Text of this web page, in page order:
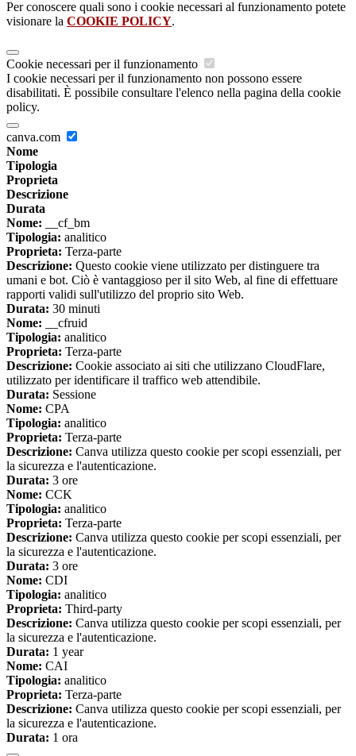
Per conoscere quali sono i cookie necessari al funzionamento potete
visionare la COOKIE POLICY.
Cookie necessari per il funzionamento
I cookie necessari per il funzionamento non possono essere
disabilitati. È possibile consultare l'elenco nella pagina della cookie
policy.
canva.com
Nome
Tipologia
Proprieta
Descrizione
Durata
Nome: __cf_bm
Tipologia: analitico
Proprieta: Terza-parte
Descrizione: Questo cookie viene utilizzato per distinguere tra
umani e bot. Ciò è vantaggioso per il sito Web, al fine di effettuare
rapporti validi sull'utilizzo del proprio sito Web.
Durata: 30 minuti
Nome: __cfruid
Tipologia: analitico
Proprieta: Terza-parte
Descrizione: Cookie associato ai siti che utilizzano CloudFlare,
utilizzato per identificare il traffico web attendibile.
Durata: Sessione
Nome: CPA
Tipologia: analitico
Proprieta: Terza-parte
Descrizione: Canva utilizza questo cookie per scopi essenziali, per
la sicurezza e l'autenticazione.
Durata: 3 ore
Nome: CCK
Tipologia: analitico
Proprieta: Terza-parte
Descrizione: Canva utilizza questo cookie per scopi essenziali, per
la sicurezza e l'autenticazione.
Durata: 3 ore
Nome: CDI
Tipologia: analitico
Proprieta: Third-party
Descrizione: Canva utilizza questo cookie per scopi essenziali, per
la sicurezza e l'autenticazione.
Durata: 1 year
Nome: CAI
Tipologia: analitico
Proprieta: Terza-parte
Descrizione: Canva utilizza questo cookie per scopi essenziali, per
la sicurezza e l'autenticazione.
Durata: 1 ora